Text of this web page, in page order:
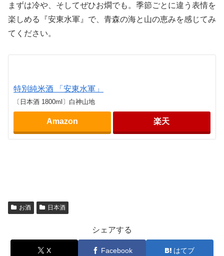
まずは冷や、そしてぜひお燗でも。季節ごとに違う表情を
楽しめる『安東水軍』で、青森の海と山の恵みを感じてみ
てください。
特別純米酒 「安東水軍」
〔日本酒 1800ml〕白神山地
Amazon 楽天
お酒 日本酒
シェアする
X Facebook はてブ